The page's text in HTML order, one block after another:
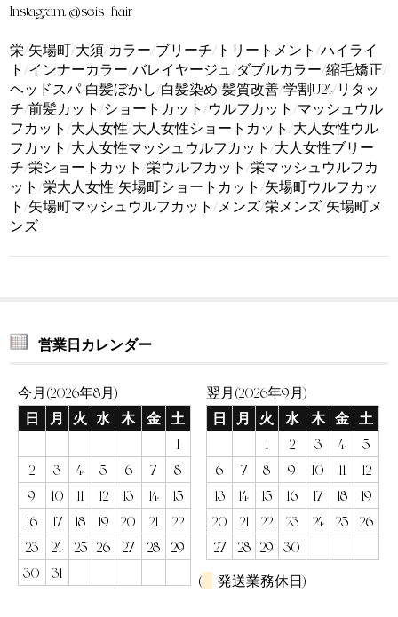
Instagram. @seis_hair
栄/矢場町/大須/カラー/ブリーチ/トリートメント/ハイライ
ト/インナーカラー/バレイヤージュ/ダブルカラー/縮毛矯正/
ヘッドスパ/白髪ぼかし/白髪染め/髪質改善/学割U24/リタッ
チ/前髪カット/ショートカット/ウルフカット/マッシュウル
フカット/大人女性/大人女性ショートカット/大人女性ウル
フカット/大人女性マッシュウルフカット/大人女性ブリー
チ/栄ショートカット/栄ウルフカット/栄マッシュウルフカ
ット/栄大人女性/矢場町ショートカット/矢場町ウルフカッ
ト/矢場町マッシュウルフカット/メンズ/栄メンズ/矢場町メ
ンズ
営業日カレンダー
今月(2026年8月)
日
月 火 水 木 金
土
1
2
3 4 5 6 7
8
9
10 11 12 13 14
15
16
17 18 19 20 21
22
23
24 25 26 27 28
29
30
31
翌月(2026年9月)
日
月 火 水 木 金
土
1
2 3 4
5
6
7 8 9 10 11
12
13
14 15 16 17 18
19
20
21 22 23 24 25
26
27
28 29
30
(
発送業務休日)